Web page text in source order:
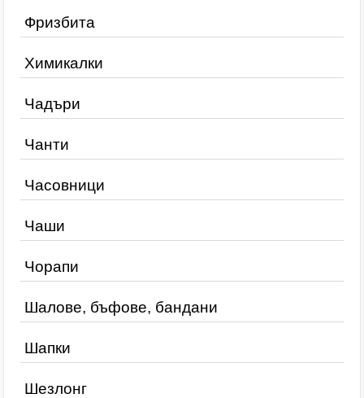
Фризбита
Химикалки
Чадъри
Чанти
Часовници
Чаши
Чорапи
Шалове, бъфове, бандани
Шапки
Шезлонг